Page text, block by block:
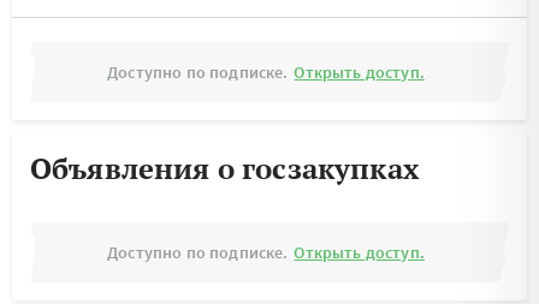
Доступно по подписке. Открыть доступ.
Объявления о госзакупках
Доступно по подписке. Открыть доступ.